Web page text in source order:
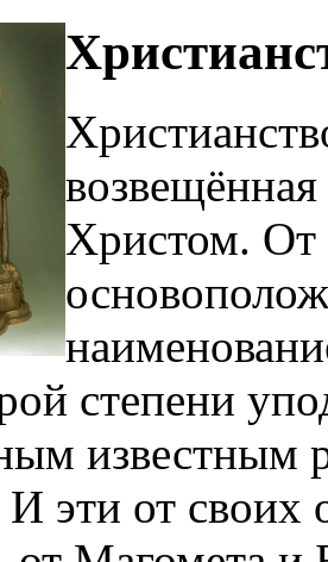
Христом. От
степени
известным
эти от своих